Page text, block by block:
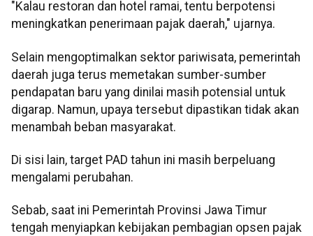
"Kalau restoran dan hotel ramai, tentu berpotensi
meningkatkan penerimaan pajak daerah," ujarnya.
Selain mengoptimalkan sektor pariwisata, pemerintah
daerah juga terus memetakan sumber-sumber
pendapatan baru yang dinilai masih potensial untuk
digarap. Namun, upaya tersebut dipastikan tidak akan
menambah beban masyarakat.
Di sisi lain, target PAD tahun ini masih berpeluang
mengalami perubahan.
Sebab, saat ini Pemerintah Provinsi Jawa Timur
tengah menyiapkan kebijakan pembagian opsen pajak